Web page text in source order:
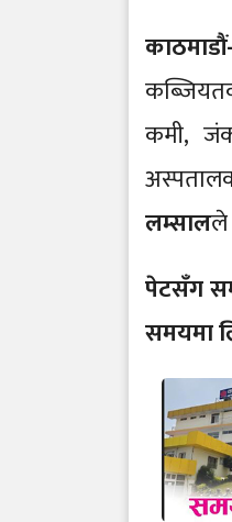
काठमाडौं-
कमी,
लम्सालले
पेटसँग
समयमा